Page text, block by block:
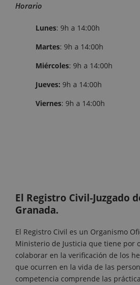
Horario
Lunes: 9h a 14:00h
Martes: 9h a 14:00h
Miércoles: 9h a 14:00h
Jueves: 9h a 14:00h
Viernes: 9h a 14:00h
El Registro Civil-Juzgado
Granada.
El Registro Civil es un Organismo
Ministerio de Justicia que tiene por
colaborar en la verificación de los
que ocurren en la vida de las
competencia comprende las